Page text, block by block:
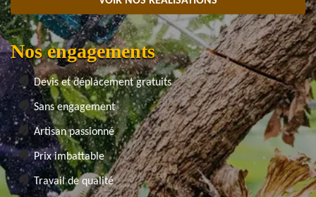
Nos engagements
Devis et déplacement gratuits
Sans engagement
Artisan passionné
Prix imbattable
Travail de qualité